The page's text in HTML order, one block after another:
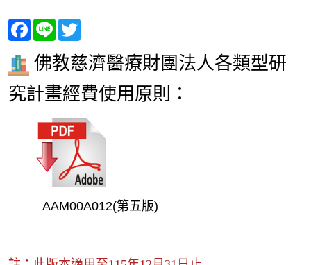
Facebook
Line
佛教慈濟醫療財團法人各類型研
究計畫經費使用原則：
AAM00A012(第五版)